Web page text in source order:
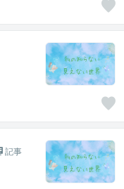
記事